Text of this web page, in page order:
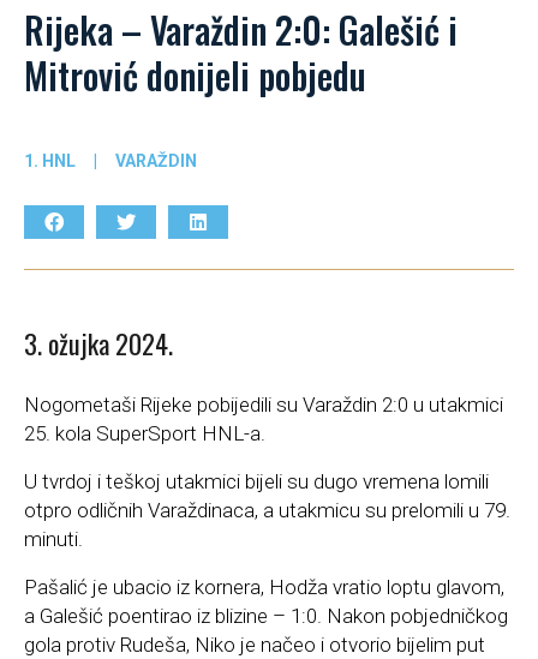
Rijeka – Varaždin 2:0: Galešić i
Mitrović donijeli pobjedu
1. HNL | VARAŽDIN
3. ožujka 2024.
Nogometaši Rijeke pobijedili su Varaždin 2:0 u utakmici
25. kola SuperSport HNL-a.
U tvrdoj i teškoj utakmici bijeli su dugo vremena lomili
otpro odličnih Varaždinaca, a utakmicu su prelomili u 79.
minuti.
Pašalić je ubacio iz kornera, Hodža vratio loptu glavom,
a Galešić poentirao iz blizine – 1:0. Nakon pobjedničkog
gola protiv Rudeša, Niko je načeo i otvorio bijelim put